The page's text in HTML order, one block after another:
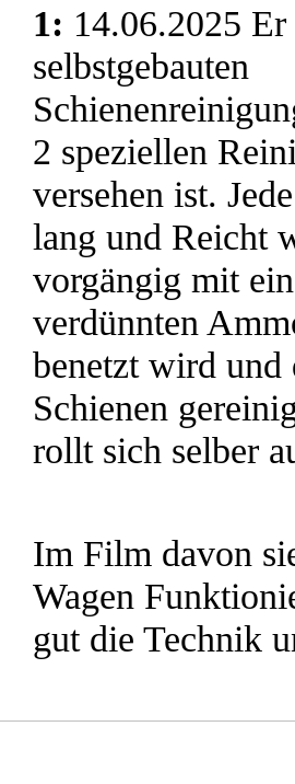
1: 14.06.2025 Er
selbstgebauten
2 speziellen
versehen ist.
lang und Reicht
vorgängig mit
verdünnten
benetzt wird und
Schienen
rollt sich selber
Im Film davon
Wagen
gut die Technik